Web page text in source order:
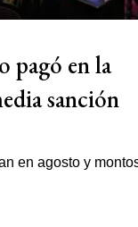
pagó en la
sanción